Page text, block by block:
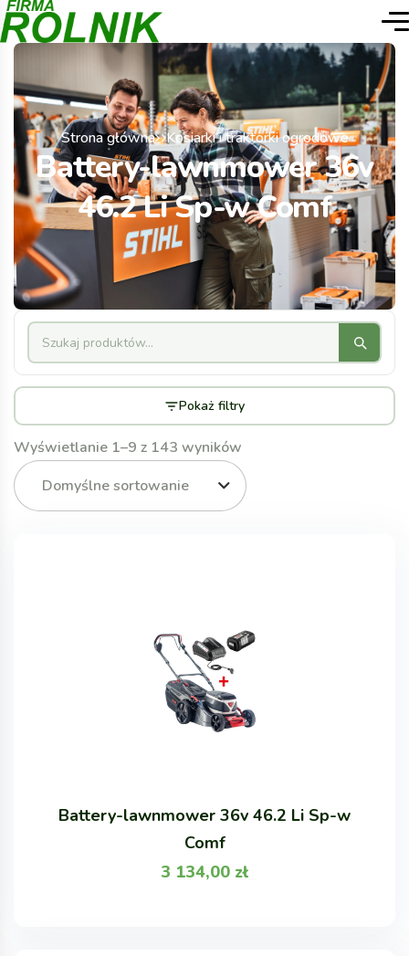
Strona główna Kosiarki i traktorki ogrodowe
Battery-lawnmower 36v
46.2 Li Sp-w Comf
Wyświetlanie 1–9 z 143 wyników
Domyślne sortowanie
Battery-lawnmower 36v 46.2 Li Sp-w
Comf
3 134,00 zł
Pokaż filtry